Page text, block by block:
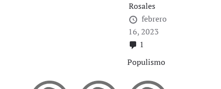
Rosales
febrero
16, 2023
1
Populismo